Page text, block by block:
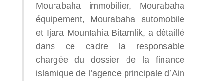
Mourabaha immobilier, Mourabaha
équipement, Mourabaha automobile
et Ijara Mountahia Bitamlik, a détaillé
dans ce cadre la responsable
chargée du dossier de la finance
islamique de l’agence principale d’Ain